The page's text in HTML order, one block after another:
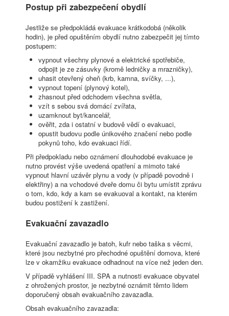
Postup při zabezpečení obydlí
Jestliže se předpokládá evakuace krátkodobá (několik
hodin), je před opuštěním obydlí nutno zabezpečit jej tímto
postupem:
vypnout všechny plynové a elektrické spotřebiče,
odpojit je ze zásuvky (kromě ledničky a mrazničky),
uhasit otevřený oheň (krb, kamna, svíčky, ...),
vypnout topení (plynový kotel),
zhasnout před odchodem všechna světla,
vzít s sebou svá domácí zvířata,
uzamknout byt/kancelář,
ověřit, zda i ostatní v budově vědí o evakuaci,
opustit budovu podle únikového značení nebo podle
pokynů toho, kdo evakuaci řídí.
Při předpokladu nebo oznámení dlouhodobé evakuace je
nutno provést výše uvedená opatření a mimoto také
vypnout hlavní uzávěr plynu a vody (v případě povodně i
elektřiny) a na vchodové dveře domu či bytu umístit zprávu
o tom, kdo, kdy a kam se evakuoval a kontakt, na kterém
budou postižení k zastižení.
Evakuační zavazadlo
Evakuační zavazadlo je batoh, kufr nebo taška s věcmi,
které jsou nezbytné pro přechodné opuštění domova, které
lze v okamžiku evakuace odhadnout na více než jeden den.
V případě vyhlášení III. SPA a nutnosti evakuace obyvatel
z ohrožených prostor, je nezbytné oznámit těmto lidem
doporučený obsah evakuačního zavazadla.
Obsah evakuačního zavazadla: